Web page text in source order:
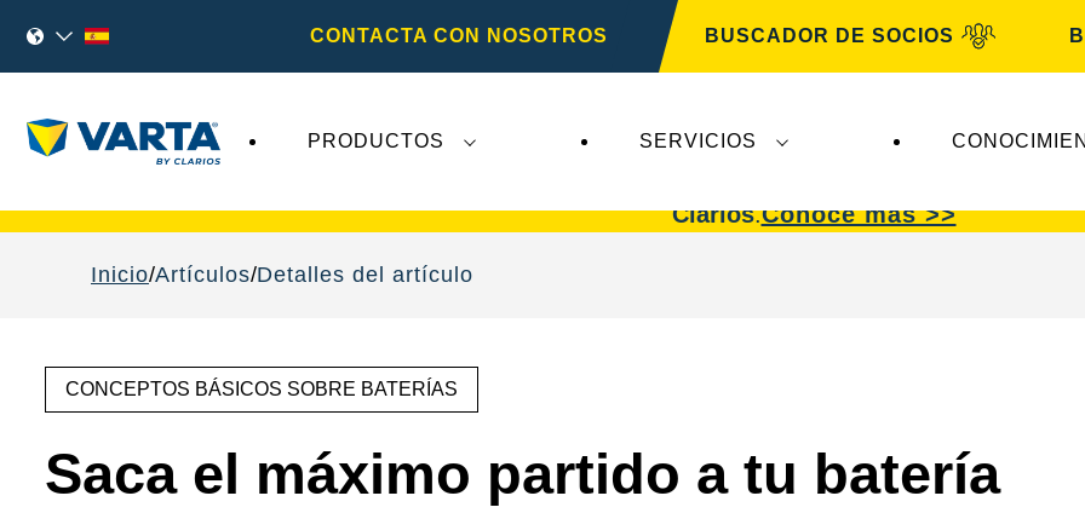
CONTACTA CON NOSOTROS BUSCADOR DE SOCIOS
PRODUCTOS SERVICIOS
Clarios.Conoce más >>
Inicio Artículos Detalles del artículo
CONCEPTOS BÁSICOS SOBRE BATERÍAS
Saca el máximo partido a tu batería